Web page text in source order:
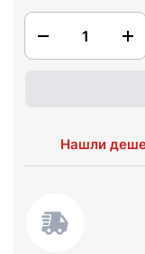
1
Нашли